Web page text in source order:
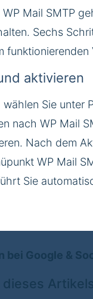
Mail SMTP
Sechs
funktionierenden
aktivieren
Sie unter
nach WP Mail
Nach dem
WP Mail
Sie
bei Google &
dieses